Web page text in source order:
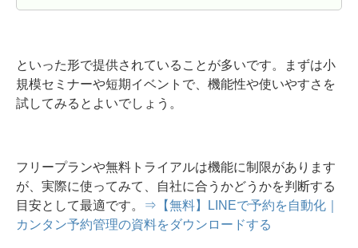
といった形で提供されていることが多いです。まずは小
規模セミナーや短期イベントで、機能性や使いやすさを
試してみるとよいでしょう。
フリープランや無料トライアルは機能に制限があります
が、実際に使ってみて、自社に合うかどうかを判断する
目安として最適です。
⇒【無料】LINEで予約を自動化｜
カンタン予約管理の資料をダウンロードする